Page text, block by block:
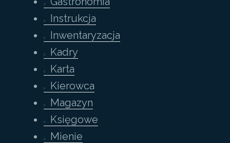
Instrukcja
Inwentaryzacja
Kadry
Karta
Kierowca
Magazyn
Księgowe
Mienie